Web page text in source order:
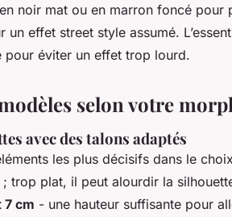
noir mat ou en marron foncé
effet street style assumé.
pour éviter un effet trop lourd.
selon votre
avec des talons adaptés
les plus décisifs dans le
trop plat, il peut alourdir la
7 cm - une hauteur suffisante pour